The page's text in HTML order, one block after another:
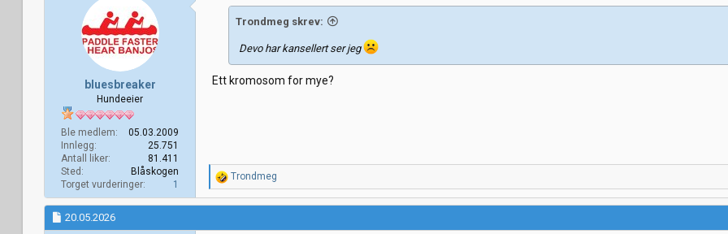
o
n
r
:
bluesbreaker
Hundeeier
Ble medlem
05.03.2009
Innlegg
25.751
Antall liker
81.411
Sted
Blåskogen
Torget vurderinger
1
Trondmeg skrev:
Devo har kansellert ser jeg
Ett kromosom for mye?
R
e
a
s
Trondmeg
20.05.2026